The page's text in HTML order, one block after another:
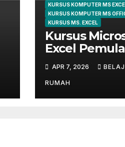
KURSUS KOMPUTER MS
KURSUS KOMPUTER MS
KURSUS MS. EXCEL
Kursus
Excel
Cileungsi |
dari Dasar
Mahir
APR 7, 2026
RUMAH